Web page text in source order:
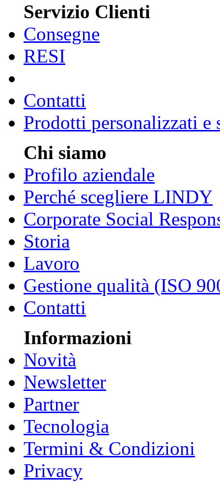
Servizio Clienti
Consegne
RESI
Contatti
Prodotti personalizzati e
Chi siamo
Profilo aziendale
Perché scegliere LINDY
Corporate Social
Storia
Lavoro
Gestione qualità (ISO
Contatti
Informazioni
Novità
Newsletter
Partner
Tecnologia
Termini & Condizioni
Privacy